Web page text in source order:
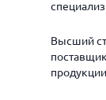
Высший